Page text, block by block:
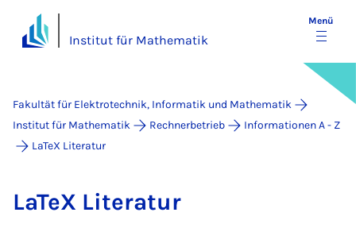
Institut für Mathematik
Menü
Fakultät für Elektrotechnik, Informatik und Mathematik
Institut für Mathematik
Rechnerbetrieb
Informationen A - Z
LaTeX Literatur
La­TeX Li­te­ra­tur